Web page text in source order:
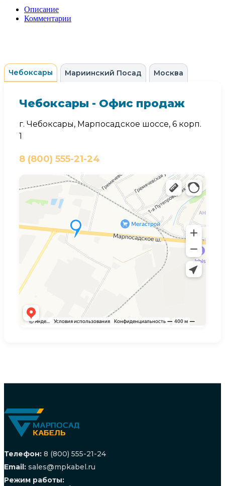
Описание
Комментарии
Чебоксары Мариинский Посад Москва
Чебоксары - Офис продаж
г. Чебоксары, Марпосадское шоссе, 6 корп.
1
8 (800) 555-21-24
Телефон: 8 (800) 555-21-24
Email: sales@mpkabel.ru
Режим работы: